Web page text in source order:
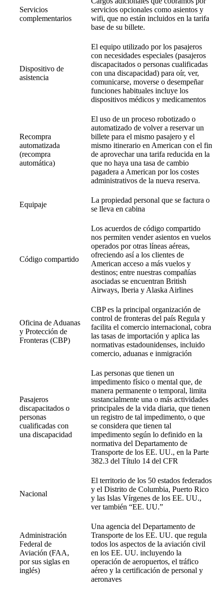
Servicios
complementarios
servicios opcionales como asientos y
wifi, que no están incluidos en la tarifa
base de su billete.
Dispositivo de
asistencia
El equipo utilizado por los pasajeros
con necesidades especiales (pasajeros
discapacitados o personas cualificadas
con una discapacidad) para oír, ver,
comunicarse, moverse o desempeñar
funciones habituales incluye los
dispositivos médicos y medicamentos
Recompra
automatizada
(recompra
automática)
El uso de un proceso robotizado o
automatizado de volver a reservar un
billete para el mismo pasajero y el
mismo itinerario en American con el fin
de aprovechar una tarifa reducida en la
que no haya una tasa de cambio
pagadera a American por los costes
administrativos de la nueva reserva.
Equipaje
La propiedad personal que se factura o
se lleva en cabina
Código compartido
Los acuerdos de código compartido
nos permiten vender asientos en vuelos
operados por otras líneas aéreas,
ofreciendo así a los clientes de
American acceso a más vuelos y
destinos; entre nuestras compañías
asociadas se encuentran British
Airways, Iberia y Alaska Airlines
Oficina de Aduanas
y Protección de
Fronteras (CBP)
CBP es la principal organización de
control de fronteras del país Regula y
facilita el comercio internacional, cobra
las tasas de importación y aplica las
normativas estadounidenses, incluido
comercio, aduanas e inmigración
Pasajeros
discapacitados o
personas
cualificadas con
una discapacidad
Las personas que tienen un
impedimento físico o mental que, de
manera permanente o temporal, limita
sustancialmente una o más actividades
principales de la vida diaria, que tienen
un registro de tal impedimento, o que
se considera que tienen tal
impedimento según lo definido en la
normativa del Departamento de
Transporte de los EE. UU., en la Parte
382.3 del Título 14 del CFR
Nacional
El territorio de los 50 estados federados
y el Distrito de Columbia, Puerto Rico
y las Islas Vírgenes de los EE. UU.,
ver también “EE. UU.”
Administración
Federal de
Aviación (FAA,
por sus siglas en
inglés)
Una agencia del Departamento de
Transporte de los EE. UU. que regula
todos los aspectos de la aviación civil
en los EE. UU. incluyendo la
operación de aeropuertos, el tráfico
aéreo y la certificación de personal y
aeronaves